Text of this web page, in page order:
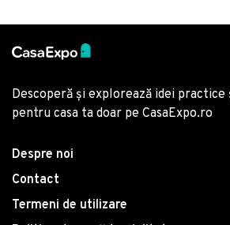
Descoperă și explorează idei
pentru casa ta doar pe CasaExpo.ro
Despre noi
Contact
Termeni de utilizare